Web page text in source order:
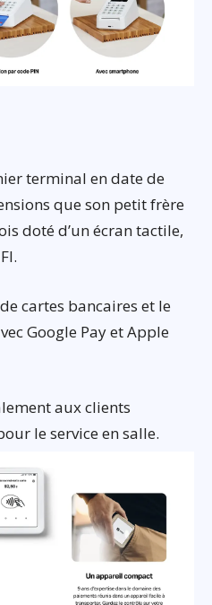
terminal en date de
que son petit frère
doté d’un écran tactile,
cartes bancaires et le
Google Pay et Apple
aux clients
le service en salle.